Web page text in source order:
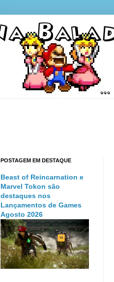
POSTAGEM EM DESTAQUE
Beast of Reincarnation e
Marvel Tokon são
destaques nos
Lançamentos de Games
Agosto 2026